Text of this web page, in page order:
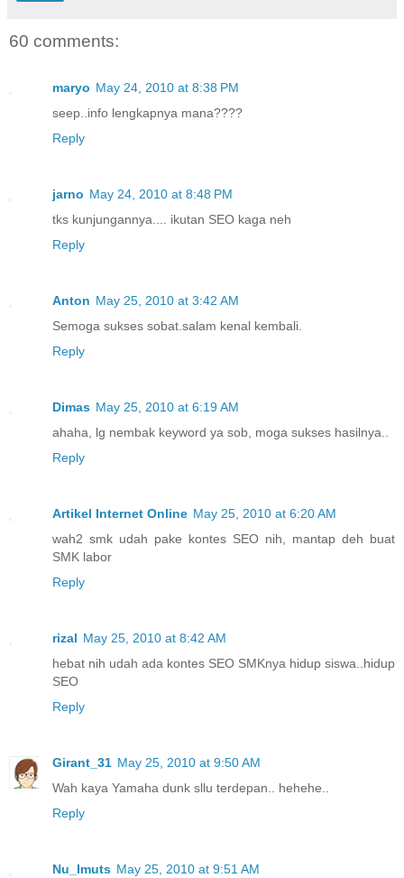
60 comments:
maryo May 24, 2010 at 8:38 PM
seep..info lengkapnya mana????
Reply
jarno May 24, 2010 at 8:48 PM
tks kunjungannya.... ikutan SEO kaga neh
Reply
Anton May 25, 2010 at 3:42 AM
Semoga sukses sobat.salam kenal kembali.
Reply
Dimas May 25, 2010 at 6:19 AM
ahaha, lg nembak keyword ya sob, moga sukses hasilnya..
Reply
Artikel Internet Online May 25, 2010 at 6:20 AM
wah2 smk udah pake kontes SEO nih, mantap deh buat
SMK labor
Reply
rizal May 25, 2010 at 8:42 AM
hebat nih udah ada kontes SEO SMKnya hidup siswa..hidup
SEO
Reply
Girant_31 May 25, 2010 at 9:50 AM
Wah kaya Yamaha dunk sllu terdepan.. hehehe..
Reply
Nu_Imuts May 25, 2010 at 9:51 AM